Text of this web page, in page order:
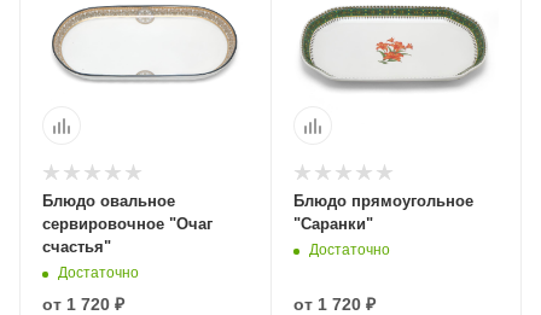
Блюдо овальное
сервировочное "Очаг
счастья"
Достаточно
от 1 720 ₽
Блюдо прямоугольное
"Саранки"
Достаточно
от 1 720 ₽